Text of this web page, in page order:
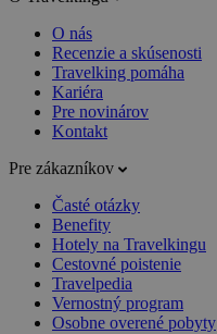
O nás
Recenzie a skúsenosti
Travelking pomáha
Kariéra
Pre novinárov
Kontakt
Pre zákazníkov
Časté otázky
Benefity
Hotely na Travelkingu
Cestovné poistenie
Travelpedia
Vernostný program
Osobne overené pobyty